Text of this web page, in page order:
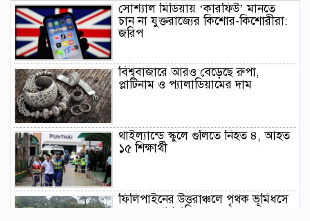
সোশ্যাল মিডিয়ায় ‘কারফিউ’ মানতে
চান না যুক্তরাজ্যের কিশোর-কিশোরীরা:
জরিপ
বিশ্ববাজারে আরও বেড়েছে রুপা,
প্লাটিনাম ও প্যালাডিয়ামের দাম
থাইল্যান্ডে স্কুলে গুলিতে নিহত ৪, আহত
১৫ শিক্ষার্থী
ফিলিপাইনের উত্তরাঞ্চলে পৃথক ভূমিধসে
৪ জনের প্রাণহানি